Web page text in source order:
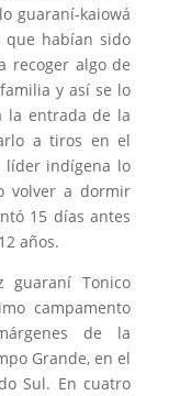
guaraní-kaiowá
habían sido
recoger algo de
y así se lo
la entrada de la
a tiros en el
líder indígena lo
volver a dormir
15 días antes
años.
guaraní Tonico
campamento
de la
Grande, en el
Sul. En cuatro